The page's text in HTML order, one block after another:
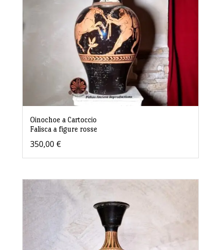
Oinochoe a Cartoccio
Falisca a figure rosse
350,00 €